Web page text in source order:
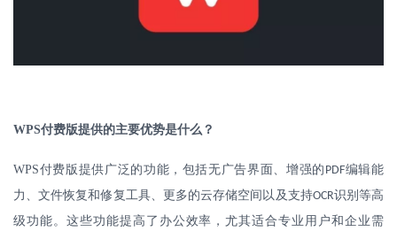
WPS付费版提供的主要优势是什么？
WPS付费版提供广泛的功能，包括无广告界面、增强的 PDF编辑能
力、文件恢复和修复工具、更多的云存储空间以及支持OCR识别等高
级功能。这些功能提高了办公效率，尤其适合专业用户和企业需